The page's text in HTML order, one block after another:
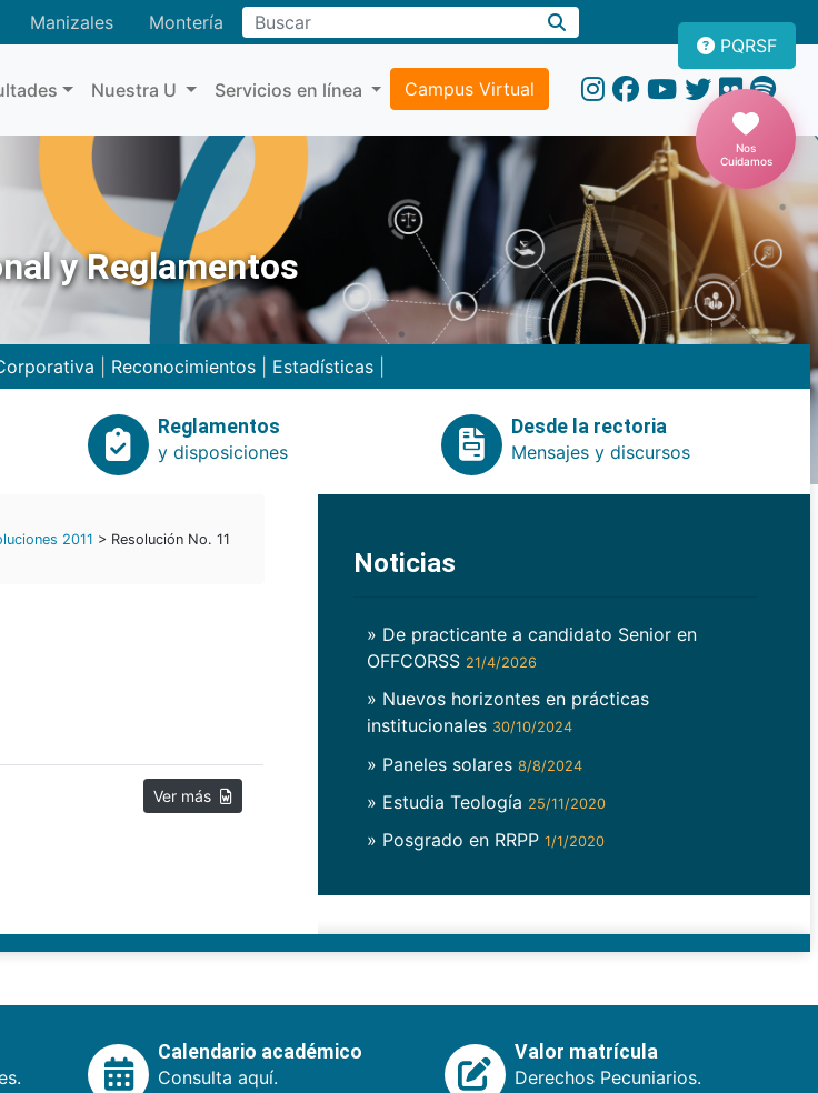
Manizales MonteríaBuscar
Nuestra U Servicios en línea Campus Virtual
PQRSF
Nos
Cuidamos
y Reglamentos
Reconocimientos Estadísticas
Reglamentos
y disposiciones
Desde la rectoria
Mensajes y discursos
2011 > Resolución No. 11
Noticias
» De practicante a candidato Senior en
OFFCORSS 21/4/2026
» Nuevos horizontes en prácticas
institucionales 30/10/2024
» Paneles solares 8/8/2024
» Estudia Teología 25/11/2020
» Posgrado en RRPP 1/1/2020
Calendario académico
Consulta aquí.
Valor matrícula
Derechos Pecuniarios.